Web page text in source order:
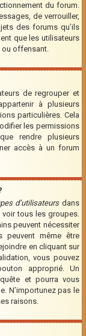
du forum.
de verrouiller,
des forums qu’ils
que les utilisateurs
offensant.
de regrouper et
à plusieurs
particulières. Cela
les permissions
rendre plusieurs
accès à un forum
d’utilisateursdans
voir tous les groupes.
peuvent nécessiter
peuvent même être
en cliquant sur
vous pouvez
approprié. Un
et pourra vous
N’importunez pas le
raisons.